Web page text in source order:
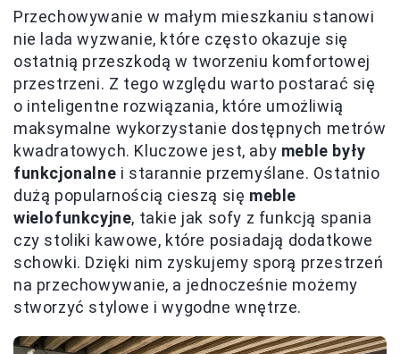
Przechowywanie w małym mieszkaniu stanowi
nie lada wyzwanie, które często okazuje się
ostatnią przeszkodą w tworzeniu komfortowej
przestrzeni. Z tego względu warto postarać się
o inteligentne rozwiązania, które umożliwią
maksymalne wykorzystanie dostępnych metrów
kwadratowych. Kluczowe jest, aby meble były
funkcjonalne i starannie przemyślane. Ostatnio
dużą popularnością cieszą się meble
wielofunkcyjne, takie jak sofy z funkcją spania
czy stoliki kawowe, które posiadają dodatkowe
schowki. Dzięki nim zyskujemy sporą przestrzeń
na przechowywanie, a jednocześnie możemy
stworzyć stylowe i wygodne wnętrze.